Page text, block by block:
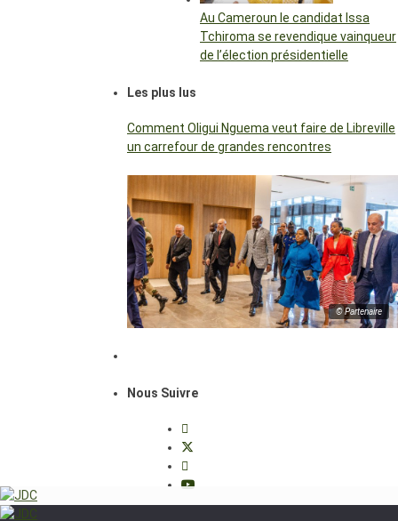
Au Cameroun le candidat Issa
Tchiroma se revendique vainqueur
de l’élection présidentielle
Les plus lus
Comment Oligui Nguema veut faire de Libreville
un carrefour de grandes rencontres
© Partenaire
Nous Suivre